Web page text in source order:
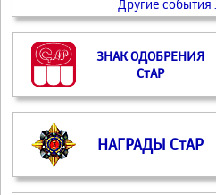
Другие события ...
ЗНАК ОДОБРЕНИЯ
СтАР
НАГРАДЫ СтАР